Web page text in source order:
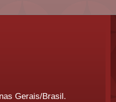
Gerais/Brasil.